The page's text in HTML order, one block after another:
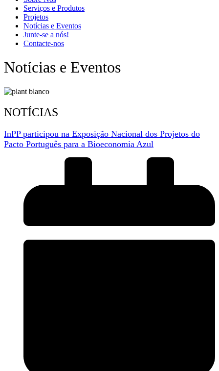
Serviços e Produtos
Projetos
Notícias e Eventos
Junte-se a nós!
Contacte-nos
Notícias e Eventos
NOTÍCIAS
InPP participou na Exposição Nacional dos Projetos do
Pacto Português para a Bioeconomia Azul